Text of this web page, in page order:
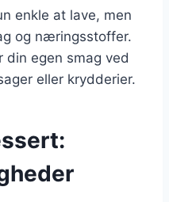
enkle at lave, men
og næringsstoffer.
din egen smag ved
eller krydderier.